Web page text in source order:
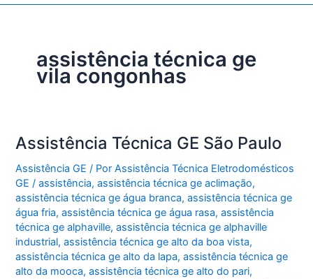
assistência técnica ge
vila congonhas
Assistência Técnica GE São Paulo
Assistência GE / PorAssistência Técnica Eletrodomésticos
GE/assistência,assistência técnica ge aclimação,
assistência técnica ge água branca,assistência técnica ge
água fria,assistência técnica ge água rasa,assistência
técnica ge alphaville,assistência técnica ge alphaville
industrial,assistência técnica ge alto da boa vista,
assistência técnica ge alto da lapa,assistência técnica ge
alto da mooca,assistência técnica ge alto do pari,